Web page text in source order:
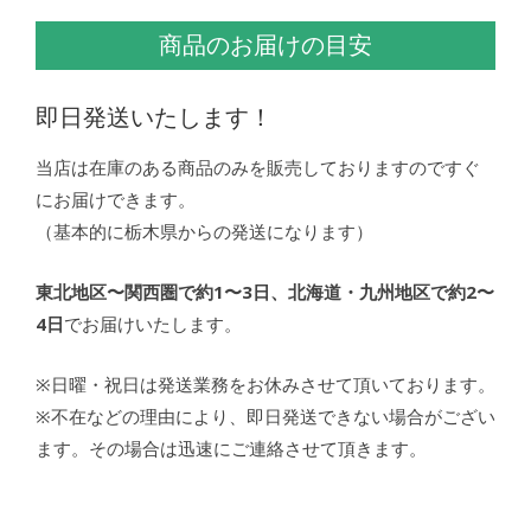
商品のお届けの目安
即日発送いたします！
当店は在庫のある商品のみを販売しておりますのですぐ
にお届けできます。
（基本的に栃木県からの発送になります）
東北地区〜関西圏で約1〜3日、北海道・九州地区で約2〜
4日でお届けいたします。
※日曜・祝日は発送業務をお休みさせて頂いております。
※不在などの理由により、即日発送できない場合がござい
ます。その場合は迅速にご連絡させて頂きます。